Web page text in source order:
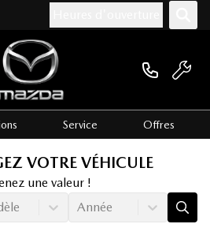
Service Offres
VOTRE VÉHICULE
une valeur !
Année